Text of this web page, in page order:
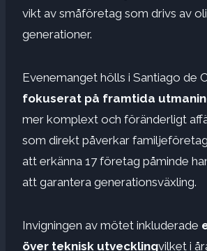
vikt av småföretag som drivs av
generationer.
Evenemanget hölls i Santiago de
fokuserat på framtida
mer komplext och föränderligt
som direkt påverkar
att erkänna 17 företag påminde
att garantera generationsväxling.
Invigningen av mötet inkluderade
över teknisk utvecklingvilket i